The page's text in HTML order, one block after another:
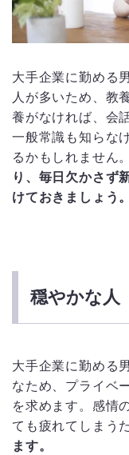
大手企業に勤める
人が多いため、教
養がなければ、会
一般常識も知らな
るかもしれません。
り、毎日欠かさず
けておきましょう。
穏やかな人
大手企業に勤める
なため、プライベ
を求めます。感情
ても疲れてしまう
ます。